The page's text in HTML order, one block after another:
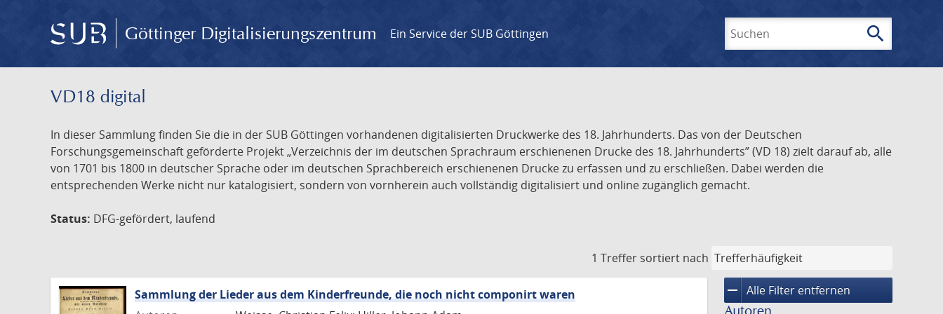
Göttinger Digitalisierungszentrum Ein Service der SUB Göttingen search
VD18 digital
In dieser Sammlung finden Sie die in der SUB Göttingen vorhandenen digitalisierten Druckwerke des 18. Jahrhunderts. Das von der Deutschen
Forschungsgemeinschaft geförderte Projekt „Verzeichnis der im deutschen Sprachraum erschienenen Drucke des 18. Jahrhunderts” (VD 18) zielt darauf ab, alle
von 1701 bis 1800 in deutscher Sprache oder im deutschen Sprachbereich erschienenen Drucke zu erfassen und zu erschließen. Dabei werden die
entsprechenden Werke nicht nur katalogisiert, sondern von vornherein auch vollständig digitalisiert und online zugänglich gemacht.
Status: DFG-gefördert, laufend
1 Treffer sortiert nach
remove Alle Filter entfernen
Sammlung der Lieder aus dem Kinderfreunde, die noch nicht componirt waren